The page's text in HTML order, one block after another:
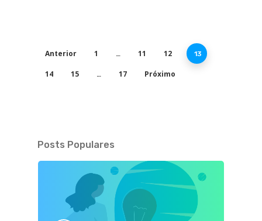
Anterior 1 … 11 12 13
14 15 … 17 Próximo
Posts Populares